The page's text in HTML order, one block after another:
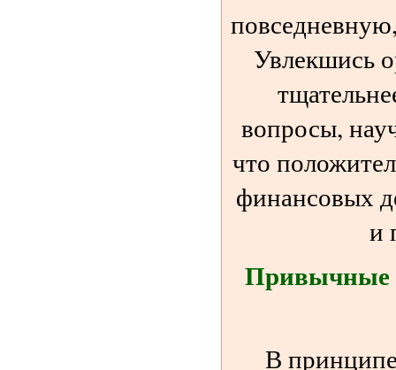
Увлекшись
вопросы,
что
финансовых
и
Привычные
В